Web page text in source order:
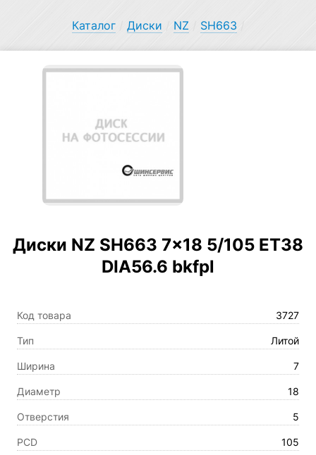
Каталог/ Диски NZ SH663
Диски NZ SH663 7×18 5/105 ET38
DIA56.6 bkfpl
Код товара 3727
Тип Литой
Ширина 7
Диаметр 18
Отверстия 5
PCD 105